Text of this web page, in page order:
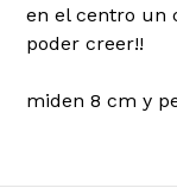
en el centro un
poder creer!!
miden 8 cm y